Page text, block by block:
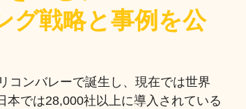
グ戦略と事例を公
コンバレーで誕生し、現在では世界
本では28,000社以上に導入されている